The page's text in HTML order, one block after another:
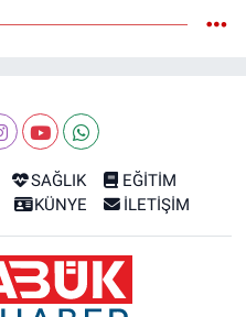
SAĞLIK
EĞİTİM
KÜNYE İLETİŞİM